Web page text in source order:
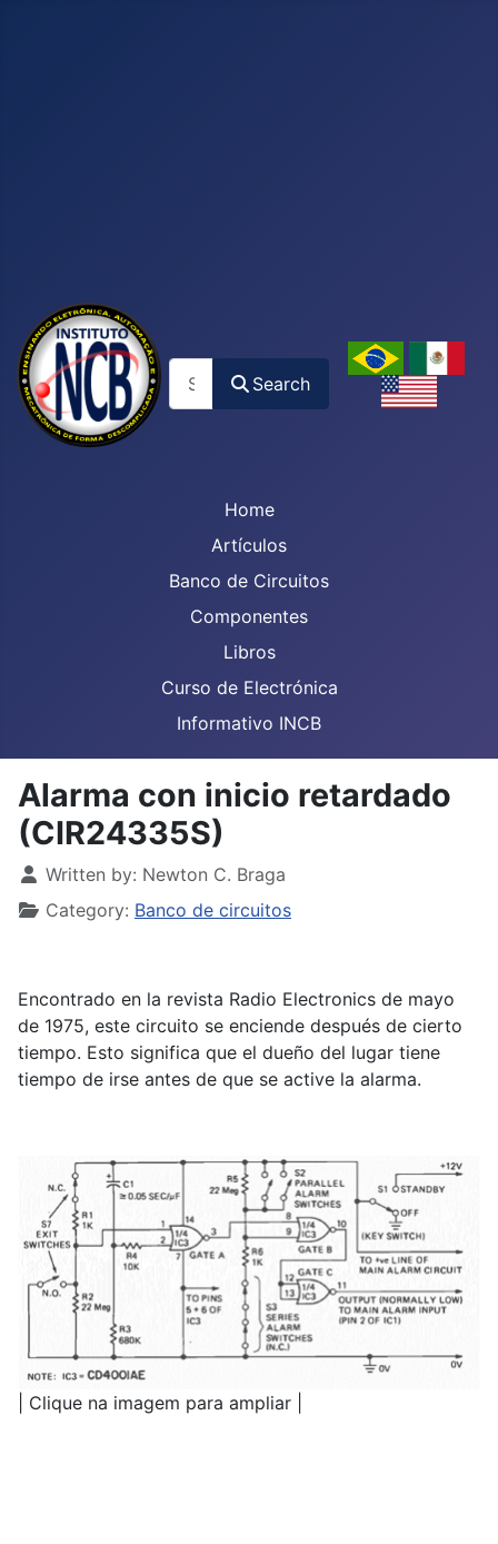
Search
Home
Artículos
Banco de Circuitos
Componentes
Libros
Curso de Electrónica
Informativo INCB
Alarma con inicio retardado
(CIR24335S)
Details
Written by: Newton C. Braga
Category: Banco de circuitos
Encontrado en la revista Radio Electronics de mayo
de 1975, este circuito se enciende después de cierto
tiempo. Esto significa que el dueño del lugar tiene
tiempo de irse antes de que se active la alarma.
| Clique na imagem para ampliar |